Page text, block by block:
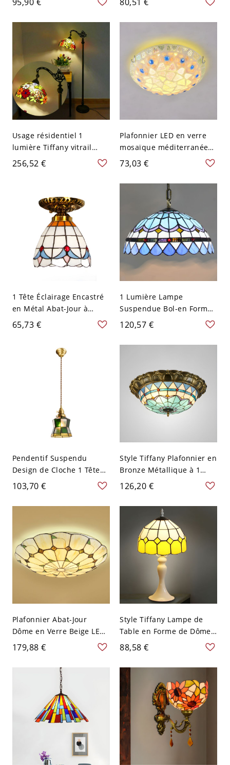
bas pour usage intérieur,
110V-120V
Usage résidentiel 1
lumière Tiffany vitrail
LED/incandescent/fluores
cent lampe sur pied arc
multicolore, 110V-120V,
256,52 €
Plafonnier LED en verre
mosaïque méditerranéen
beige - 110 V-120 V 30,48
cm Blanc
73,03 €
1 Tête Éclairage Encastré
en Métal Abat-Jour à
Dôme en Vitrail Plafonnier
Style Tiffany - Blanc 110
65,73 €
1 Lumière Lampe
Suspendue Bol-en Forme
en Vitrail Suspension
Style Tiffany - 110 V-120 V
Bleu-Blanc 30,48 cm
120,57 €
Pendentif Suspendu
Design de Cloche 1 Tête
Suspension Abat-Jour en
Vitrail Style Tiffany - 110
V-120 V Vert
103,70 €
Style Tiffany Plafonnier en
Bronze Métallique à 1
Lumière Luminaire
Encastré avec Abat-Jour
de Bol en Vitrail - Bronze
110 V-120 V 40,64 cm
126,20 €
Plafonnier Abat-Jour
Dôme en Verre Beige LED
Lampe Encastrée Style
Tiffany - Beige 110 V-120 V
179,88 €
Style Tiffany Lampe de
Table en Forme de Dôme
en Vitrail à 1 Lumière
Lampe de Chevet avec
Chaîne à Tirer - 110 V-120
V Jaune 20,32 cm tout
droit
88,58 €